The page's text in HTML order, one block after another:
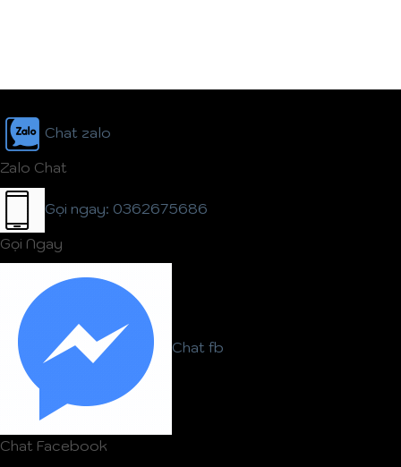
Chat zalo
Zalo Chat
Gọi ngay: 0362675686
Gọi Ngay
Chat fb
Chat Facebook